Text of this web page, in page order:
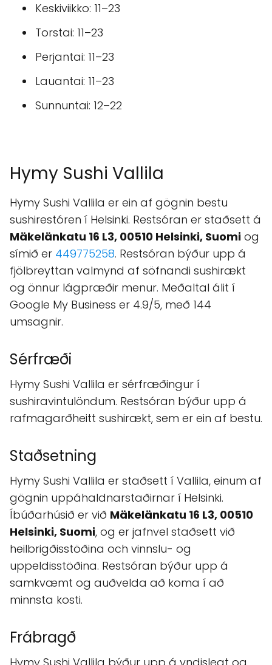
Keskiviikko: 11–23
Torstai: 11–23
Perjantai: 11–23
Lauantai: 11–23
Sunnuntai: 12–22
Hymy Sushi Vallila
Hymy Sushi Vallila er ein af gögnin bestu
sushirestóren í Helsinki. Restsóran er staðsett á
Mäkelänkatu 16 L3, 00510 Helsinki, Suomi og
símið er 449775258. Restsóran býður upp á
fjölbreyttan valmynd af söfnandi sushirækt
og önnur lágpræðir menur. Meðaltal álit í
Google My Business er 4.9/5, með 144
umsagnir.
Sérfræði
Hymy Sushi Vallila er sérfræðingur í
sushiravintulöndum. Restsóran býður upp á
rafmagarðheitt sushirækt, sem er ein af bestu.
Staðsetning
Hymy Sushi Vallila er staðsett í Vallila, einum af
gögnin uppáhaldnarstaðirnar í Helsinki.
Íbúðarhúsið er við Mäkelänkatu 16 L3, 00510
Helsinki, Suomi, og er jafnvel staðsett við
heilbrigðisstöðina och vinnslu- og
uppeldisstöðina. Restsóran býður upp á
samkvæmt og auðvelda að koma í að
minnsta kosti.
Frábragð